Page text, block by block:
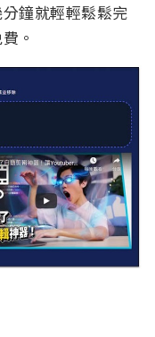
鐘就輕輕鬆鬆完
。